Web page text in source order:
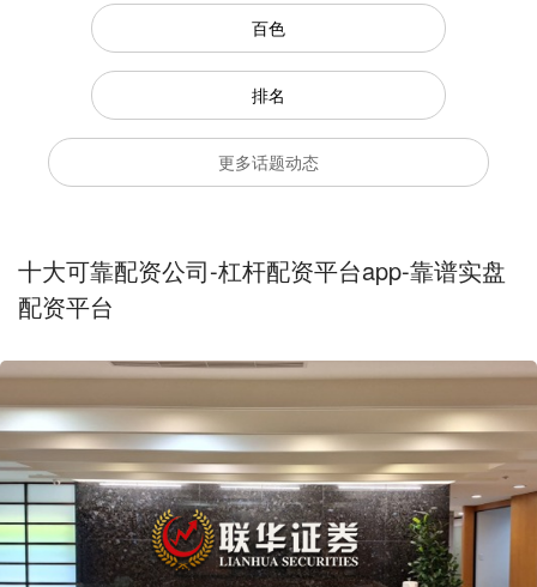
百色
排名
更多话题动态
十大可靠配资公司-杠杆配资平台app-靠谱实盘
配资平台